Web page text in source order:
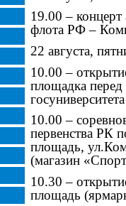
19.00 – концерт
флота РФ –
22 августа,
10.00 –
площадка
10.00 –
первенства РК
площадь,
(магазин
10.30 –
площадь